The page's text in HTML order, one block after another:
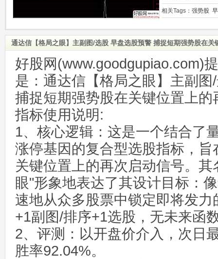
相关Tags： 强势股
通达信【格局之眼】主副图/选股 早盘选股预警 捕捉短期强势股在关
好股网(www.goodgupiao.com)
是：通达信【格局之眼】主副
捕捉短期强势股在关键位置上的
指标使用说明:
1、核心逻辑：这是一个结合了
涨停基因的复合型选股指标，
关键位置上的再次启动信号。其
眼"形象地表达了其设计目标：
速地从众多股票中锁定即将发
+1副图/排序+1选股，无未来函
2、评测：以开盘价介入，次日
胜率92.04%。